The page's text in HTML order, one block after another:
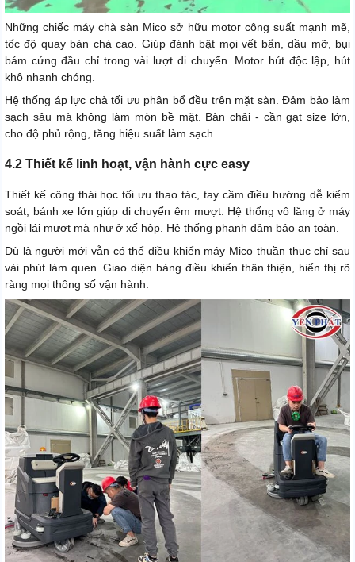
Những chiếc máy chà sàn Mico sở hữu motor công suất mạnh mẽ,
tốc độ quay bàn chà cao. Giúp đánh bật mọi vết bẩn, dầu mỡ, bụi
bám cứng đầu chỉ trong vài lượt di chuyển. Motor hút độc lập, hút
khô nhanh chóng.
Hệ thống áp lực chà tối ưu phân bổ đều trên mặt sàn. Đảm bảo làm
sạch sâu mà không làm mòn bề mặt. Bàn chải - cần gạt size lớn,
cho độ phủ rộng, tăng hiệu suất làm sạch.
4.2 Thiết kế linh hoạt, vận hành cực easy
Thiết kế công thái học tối ưu thao tác, tay cầm điều hướng dễ kiểm
soát, bánh xe lớn giúp di chuyển êm mượt. Hệ thống vô lăng ở máy
ngồi lái mượt mà như ở xế hộp. Hệ thống phanh đảm bảo an toàn.
Dù là người mới vẫn có thể điều khiển máy Mico thuần thục chỉ sau
vài phút làm quen. Giao diện bảng điều khiển thân thiện, hiển thị rõ
ràng mọi thông số vận hành.